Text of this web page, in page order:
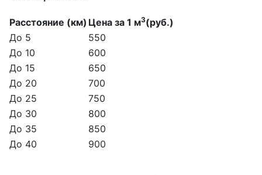
Расстояние (км) Цена за 1 м3(руб.)
До 5
550
До 10
600
До 15
650
До 20
700
До 25
750
До 30
800
До 35
850
До 40
900